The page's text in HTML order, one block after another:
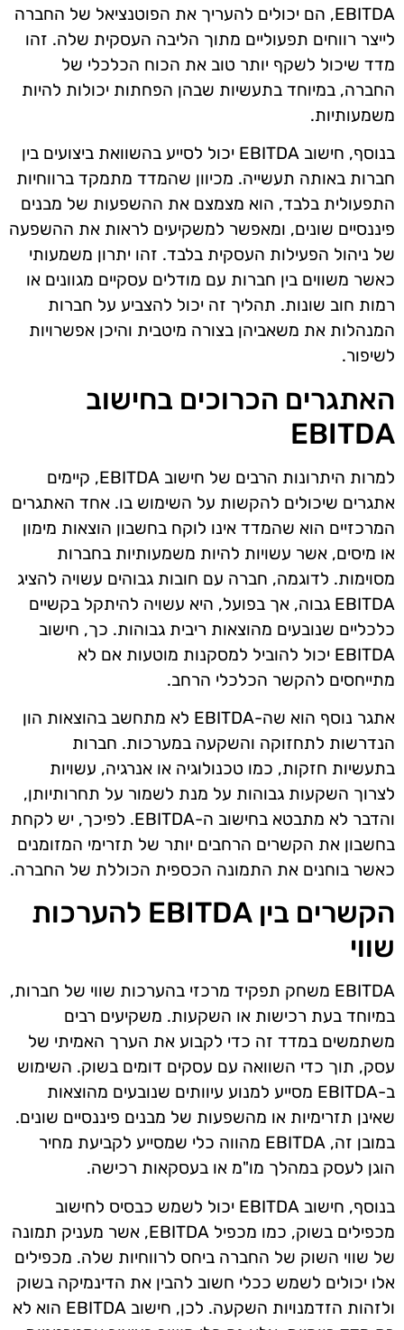
EBITDA, הם יכולים להעריך את הפוטנציאל של החברה
לייצר רווחים תפעוליים מתוך הליבה העסקית שלה. זהו
מדד שיכול לשקף יותר טוב את הכוח הכלכלי של
החברה, במיוחד בתעשיות שבהן הפחתות יכולות להיות
משמעותיות.
בנוסף, חישוב EBITDA יכול לסייע בהשוואת ביצועים בין
חברות באותה תעשייה. מכיוון שהמדד מתמקד ברווחיות
התפעולית בלבד, הוא מצמצם את ההשפעות של מבנים
פיננסיים שונים, ומאפשר למשקיעים לראות את ההשפעה
של ניהול הפעילות העסקית בלבד. זהו יתרון משמעותי
כאשר משווים בין חברות עם מודלים עסקיים מגוונים או
רמות חוב שונות. תהליך זה יכול להצביע על חברות
המנהלות את משאביהן בצורה מיטבית והיכן אפשרויות
לשיפור.
האתגרים הכרוכים בחישוב
EBITDA
למרות היתרונות הרבים של חישוב EBITDA, קיימים
אתגרים שיכולים להקשות על השימוש בו. אחד האתגרים
המרכזיים הוא שהמדד אינו לוקח בחשבון הוצאות מימון
או מיסים, אשר עשויות להיות משמעותיות בחברות
מסוימות. לדוגמה, חברה עם חובות גבוהים עשויה להציג
EBITDA גבוה, אך בפועל, היא עשויה להיתקל בקשיים
כלכליים שנובעים מהוצאות ריבית גבוהות. כך, חישוב
EBITDA יכול להוביל למסקנות מוטעות אם לא
מתייחסים להקשר הכלכלי הרחב.
אתגר נוסף הוא שה-EBITDA לא מתחשב בהוצאות הון
הנדרשות לתחזוקה והשקעה במערכות. חברות
בתעשיות חזקות, כמו טכנולוגיה או אנרגיה, עשויות
לצרוך השקעות גבוהות על מנת לשמור על תחרותיותן,
והדבר לא מתבטא בחישוב ה-EBITDA. לפיכך, יש לקחת
בחשבון את הקשרים הרחבים יותר של תזרימי המזומנים
כאשר בוחנים את התמונה הכספית הכוללת של החברה.
הקשרים בין EBITDA להערכות
שווי
EBITDA משחק תפקיד מרכזי בהערכות שווי של חברות,
במיוחד בעת רכישות או השקעות. משקיעים רבים
משתמשים במדד זה כדי לקבוע את הערך האמיתי של
עסק, תוך כדי השוואה עם עסקים דומים בשוק. השימוש
ב-EBITDA מסייע למנוע עיוותים שנובעים מהוצאות
שאינן תזרימיות או מהשפעות של מבנים פיננסיים שונים.
במובן זה, EBITDA מהווה כלי שמסייע לקביעת מחיר
הוגן לעסק במהלך מו"מ או בעסקאות רכישה.
בנוסף, חישוב EBITDA יכול לשמש כבסיס לחישוב
מכפילים בשוק, כמו מכפיל EBITDA, אשר מעניק תמונה
של שווי השוק של החברה ביחס לרווחיות שלה. מכפילים
אלו יכולים לשמש ככלי חשוב להבין את הדינמיקה בשוק
ולזהות הזדמנויות השקעה. לכן, חישוב EBITDA הוא לא